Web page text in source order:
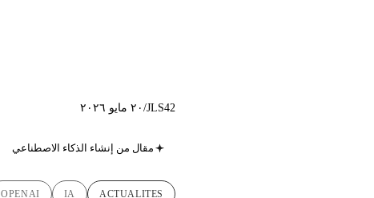
JLS42
/ ٢٠ مايو ٢٠٢٦
مقال من إنشاء الذكاء الاصطناعي
ACTUALITES
IA
OPENAI